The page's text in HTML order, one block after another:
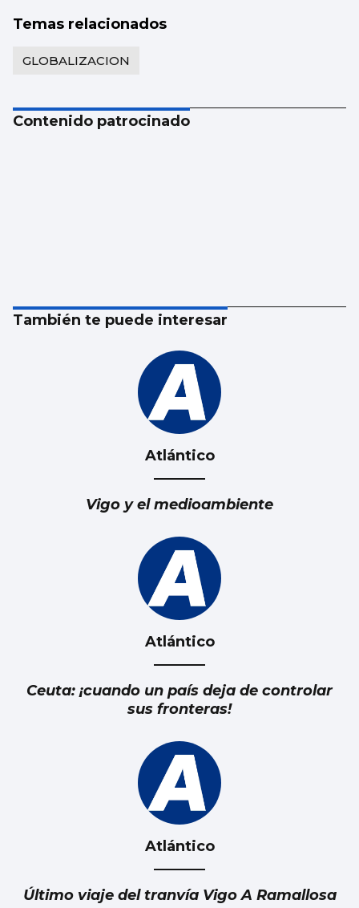
Temas relacionados
GLOBALIZACION
Contenido patrocinado
También te puede interesar
Atlántico
Vigo y el medioambiente
Atlántico
Ceuta: ¡cuando un país deja de controlar
sus fronteras!
Atlántico
Último viaje del tranvía Vigo A Ramallosa